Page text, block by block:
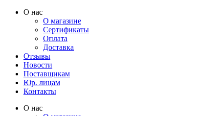
Перейти
содержимому
О нас
О магазине
Сертификаты
Оплата
Доставка
Отзывы
Новости
Поставщикам
Юр. лицам
Контакты
О нас